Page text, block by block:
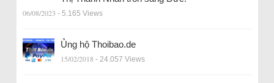
06/08/2023 - 5.165 Views
Ủng hộ Thoibao.de
15/02/2018 - 24.057 Views